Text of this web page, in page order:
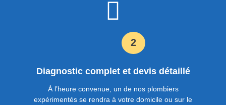
2
Diagnostic complet et devis détaillé
À l’heure convenue, un de nos plombiers
expérimentés se rendra à votre domicile ou sur le